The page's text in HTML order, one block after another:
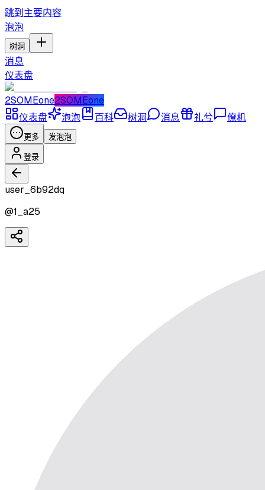
跳到主要内容
泡泡
树洞
消息
仪表盘
2SOMEone2SOMEone
仪表盘
泡泡 百科 树洞 消息 礼兮 僚机
更多 发泡泡
登录
user_6b92dq
@1_a25